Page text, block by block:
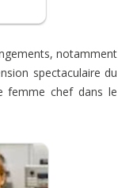
notamment
spectaculaire du
femme chef dans le